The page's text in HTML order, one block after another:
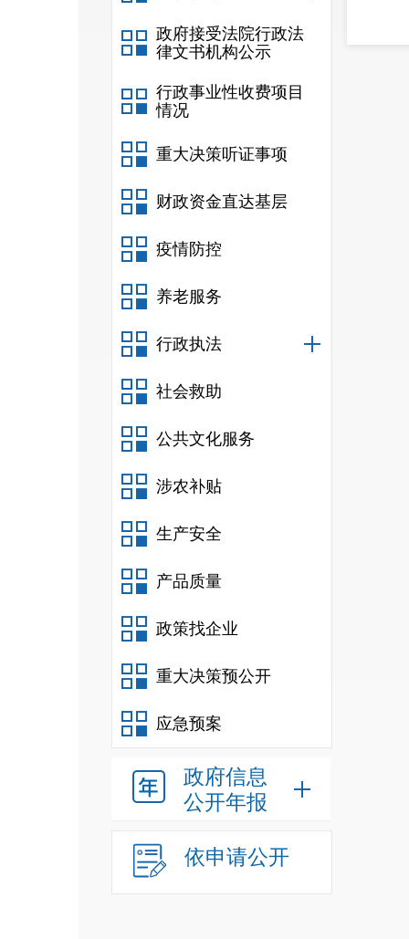
政府接受法院行政法
律文书机构公示
行政事业性收费项目
情况
重大决策听证事项
财政资金直达基层
疫情防控
养老服务
行政执法
社会救助
公共文化服务
涉农补贴
生产安全
产品质量
政策找企业
重大决策预公开
应急预案
政府信息
公开年报
依申请公开